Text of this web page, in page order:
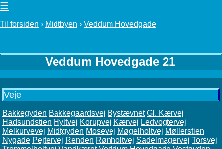
☰
Til forsiden › Midtbyen › Veddum Hovedgade
Veddum Hovedgade 21
Veje
Bakkegyden Bakkegaardsvej Bystævnet Gl. Kærvej
Hadsundstien Hyltvej Korupvej Kærvej Ledvogtervej
Melkurvevej Midtgyden Mosevej Møgelholtvej Møllerstien
Nygade Pejtervej Renden Rønholtvej Sadelmagervej Torsvej